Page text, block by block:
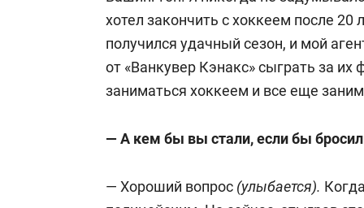
хотел закончить с хоккеем после 20
получился удачный сезон, и мой
от «Ванкувер Кэнакс» сыграть за
заниматься хоккеем и все еще
— А кем бы вы стали, если бы
— Хороший вопрос (улыбается).